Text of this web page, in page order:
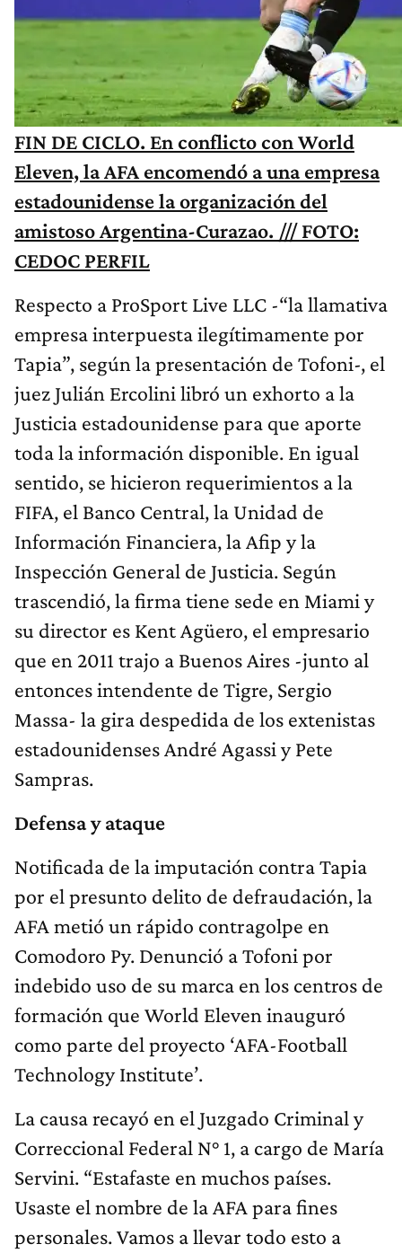
FIN DE CICLO. En conflicto con World
Eleven, la AFA encomendó a una empresa
estadounidense la organización del
amistoso Argentina-Curazao. /// FOTO:
CEDOC PERFIL
Respecto a ProSport Live LLC -“la llamativa
empresa interpuesta ilegítimamente por
Tapia”, según la presentación de Tofoni-, el
juez Julián Ercolini libró un exhorto a la
Justicia estadounidense para que aporte
toda la información disponible. En igual
sentido, se hicieron requerimientos a la
FIFA, el Banco Central, la Unidad de
Información Financiera, la Afip y la
Inspección General de Justicia. Según
trascendió, la firma tiene sede en Miami y
su director es Kent Agüero, el empresario
que en 2011 trajo a Buenos Aires -junto al
entonces intendente de Tigre, Sergio
Massa- la gira despedida de los extenistas
estadounidenses André Agassi y Pete
Sampras.
Defensa y ataque
Notificada de la imputación contra Tapia
por el presunto delito de defraudación, la
AFA metió un rápido contragolpe en
Comodoro Py. Denunció a Tofoni por
indebido uso de su marca en los centros de
formación que World Eleven inauguró
como parte del proyecto ‘AFA-Football
Technology Institute’.
La causa recayó en el Juzgado Criminal y
Correccional Federal N° 1, a cargo de María
Servini. “Estafaste en muchos países.
Usaste el nombre de la AFA para fines
personales. Vamos a llevar todo esto a